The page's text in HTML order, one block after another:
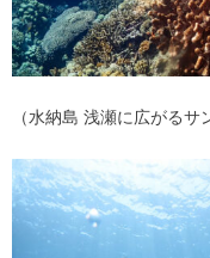
（水納島 浅瀬に広がるサ